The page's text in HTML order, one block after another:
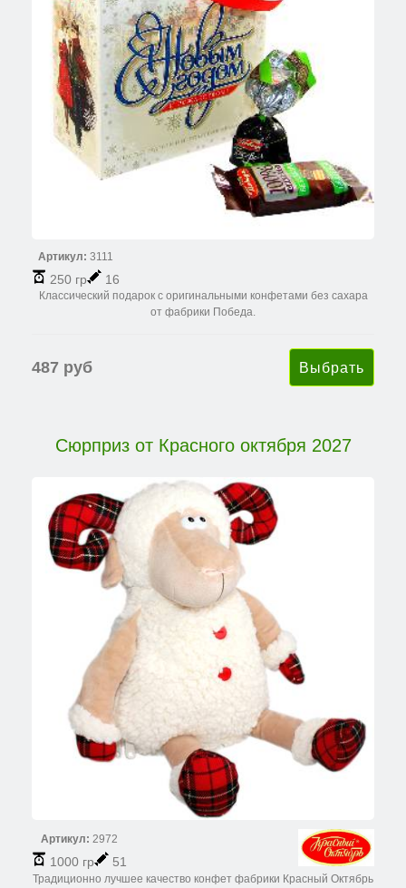
Артикул: 3111
250 гр 16
Классический подарок с оригинальными конфетами без сахара
от фабрики Победа.
487 руб
Сюрприз от Красного октября 2027
Артикул: 2972
1000 гр 51
Традиционно лучшее качество конфет фабрики Красный Октябрь